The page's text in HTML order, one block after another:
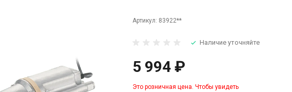
Артикул: 83922**
Наличие уточняйте
5 994 ₽
Это розничная цена. Чтобы увидеть